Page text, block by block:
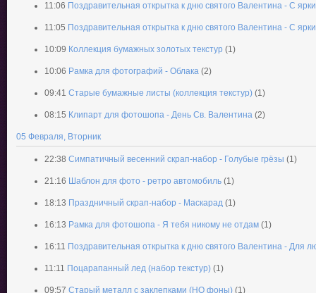
11:06 Поздравительная открытка к дню святого Валентина - С
11:05 Поздравительная открытка к дню святого Валентина - С
10:09 Коллекция бумажных золотых текстур (1)
10:06 Рамка для фотографий - Облака (2)
09:41 Старые бумажные листы (коллекция текстур) (1)
08:15 Клипарт для фотошопа - День Св. Валентина (2)
05 Февраля, Вторник
22:38 Симпатичный весенний скрап-набор - Голубые грёзы (1)
21:16 Шаблон для фото - ретро автомобиль (1)
18:13 Праздничный скрап-набор - Маскарад (1)
16:13 Рамка для фотошопа - Я тебя никому не отдам (1)
16:11 Поздравительная открытка к дню святого Валентина - Для
11:11 Поцарапанный лед (набор текстур) (1)
09:57 Старый металл с заклепками (HQ фоны) (1)